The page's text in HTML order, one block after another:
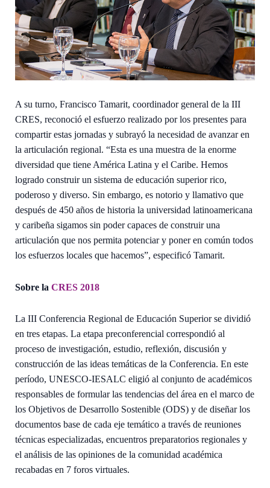
A su turno, Francisco Tamarit, coordinador general de la III
CRES, reconoció el esfuerzo realizado por los presentes para
compartir estas jornadas y subrayó la necesidad de avanzar en
la articulación regional. “Esta es una muestra de la enorme
diversidad que tiene América Latina y el Caribe. Hemos
logrado construir un sistema de educación superior rico,
poderoso y diverso. Sin embargo, es notorio y llamativo que
después de 450 años de historia la universidad latinoamericana
y caribeña sigamos sin poder capaces de construir una
articulación que nos permita potenciar y poner en común todos
los esfuerzos locales que hacemos”, especificó Tamarit.
Sobre la CRES 2018
La III Conferencia Regional de Educación Superior se dividió
en tres etapas. La etapa preconferencial correspondió al
proceso de investigación, estudio, reflexión, discusión y
construcción de las ideas temáticas de la Conferencia. En este
período, UNESCO-IESALC eligió al conjunto de académicos
responsables de formular las tendencias del área en el marco de
los Objetivos de Desarrollo Sostenible (ODS) y de diseñar los
documentos base de cada eje temático a través de reuniones
técnicas especializadas, encuentros preparatorios regionales y
el análisis de las opiniones de la comunidad académica
recabadas en 7 foros virtuales.